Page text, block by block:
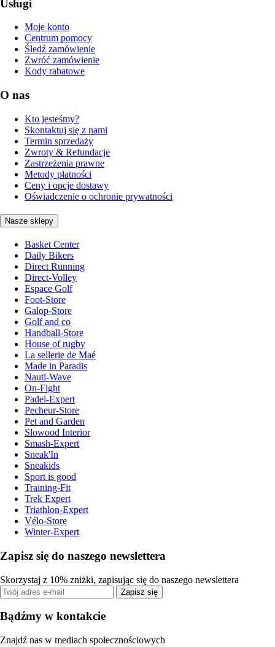
Usługi
Moje konto
Centrum pomocy
Śledź zamówienie
Zwróć zamówienie
Kody rabatowe
O nas
Kto jesteśmy?
Skontaktuj się z nami
Termin sprzedaży
Zwroty & Refundacje
Zastrzeżenia prawne
Metody płatności
Ceny i opcje dostawy
Oświadczenie o ochronie prywatności
Nasze sklepy
Basket Center
Daily Bikers
Direct Running
Direct-Volley
Espace Golf
Foot-Store
Galop-Store
Golf and co
Handball-Store
House of rugby
La sellerie de Maé
Made in Paradis
Nauti-Wave
On-Fight
Padel-Expert
Pecheur-Store
Pet and Garden
Slowood Interior
Smash-Expert
Sneak'In
Sneakids
Sport is good
Training-Fit
Trek Expert
Triathlon-Expert
Vélo-Store
Winter-Expert
Zapisz się do naszego newslettera
Skorzystaj z 10% zniżki, zapisując się do naszego newslettera
Zapisz się
Bądźmy w kontakcie
Znajdź nas w mediach społecznościowych